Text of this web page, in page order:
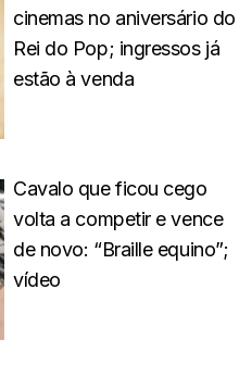
cinemas no aniversário do
Rei do Pop; ingressos já
estão à venda
Cavalo que ficou cego
volta a competir e vence
de novo: “Braille equino”;
vídeo